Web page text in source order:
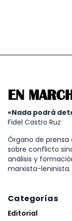
EN
«Nada podrá
Fidel Castro Ruz
Órgano de prensa
sobre conflicto
análisis y
marxista-leninista.
Categorías
Editorial